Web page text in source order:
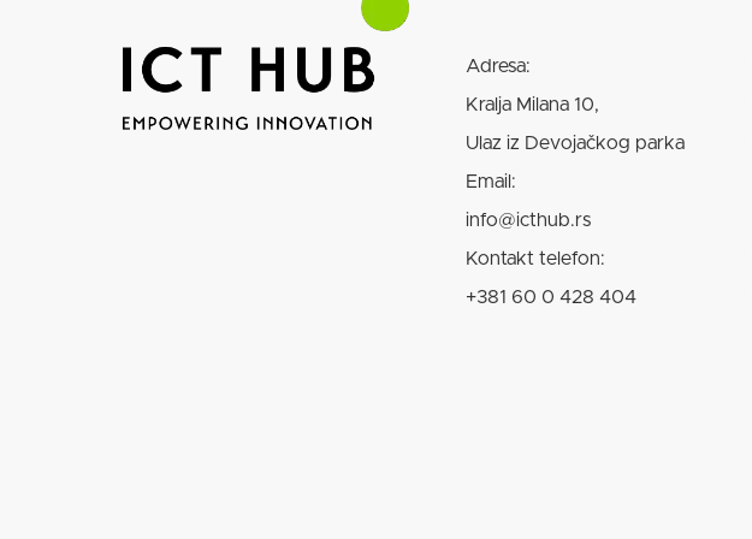
Adresa:
Kralja Milana 10,
Ulaz iz Devojačkog parka
Email:
info@icthub.rs
Kontakt telefon:
+381 60 0 428 404